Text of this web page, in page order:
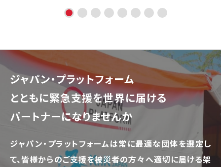
ジャパン・プラットフォーム
とともに緊急支援を世界に届ける
パートナーになりませんか
ジャパン・プラットフォームは常に最適な団体を選定し
て、皆様からのご支援を被災者の方々へ適切に届ける架